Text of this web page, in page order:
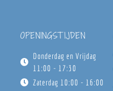
OPENINGSTIJDEN
Donderdag en Vrijdag
11:00 - 17:30
Zaterdag 10:00 - 16:00